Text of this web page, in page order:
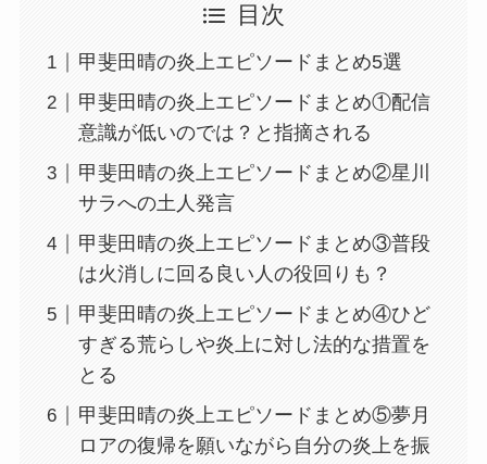
目次
甲斐田晴の炎上エピソードまとめ5選
甲斐田晴の炎上エピソードまとめ①配信
意識が低いのでは？と指摘される
甲斐田晴の炎上エピソードまとめ②星川
サラへの土人発言
甲斐田晴の炎上エピソードまとめ③普段
は火消しに回る良い人の役回りも？
甲斐田晴の炎上エピソードまとめ④ひど
すぎる荒らしや炎上に対し法的な措置を
とる
甲斐田晴の炎上エピソードまとめ⑤夢月
ロアの復帰を願いながら自分の炎上を振